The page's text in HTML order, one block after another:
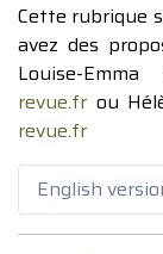
Cette rubrique
avez des
Louise-
revue.fr ou
revue.fr
English